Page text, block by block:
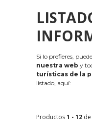
Si lo prefieres,
nuestra web y
turísticas de la
listado, aquí:
Productos1 - 12 de